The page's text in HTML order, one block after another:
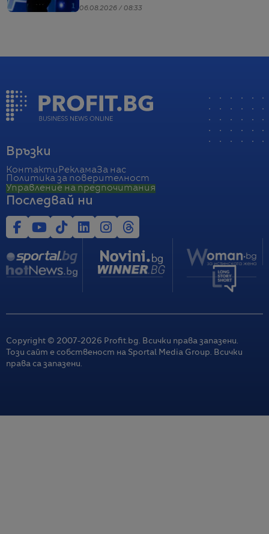
06.08.2026 / 08:33
Връзки
Контакти РекламаЗа нас
Политика за поверителност
Управление на предпочитания
Последвай ни
Copyright © 2007-2026 Profit.bg. Всички права запазени.
Този сайт е собственост на Sportal Media Group. Всички
права са запазени.